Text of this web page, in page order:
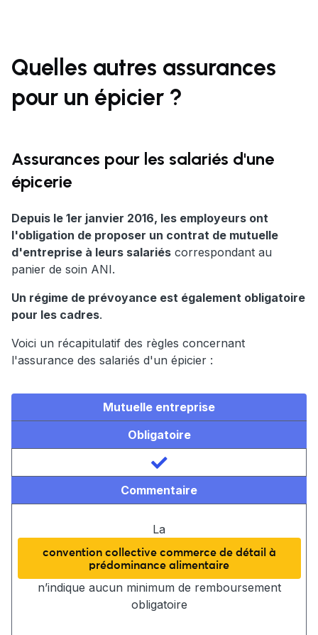
Quelles autres assurances
pour un épicier ?
Assurances pour les salariés d'une
épicerie
Depuis le 1er janvier 2016, les employeurs ont
l'obligation de proposer un contrat de mutuelle
d'entreprise à leurs salariés correspondant au
panier de soin ANI.
Un régime de prévoyance est également obligatoire
pour les cadres.
Voici un récapitulatif des règles concernant
l'assurance des salariés d'un épicier :
Mutuelle entreprise
Obligatoire
Commentaire
La
convention collective commerce de détail à
prédominance alimentaire
n’indique aucun minimum de remboursement
obligatoire